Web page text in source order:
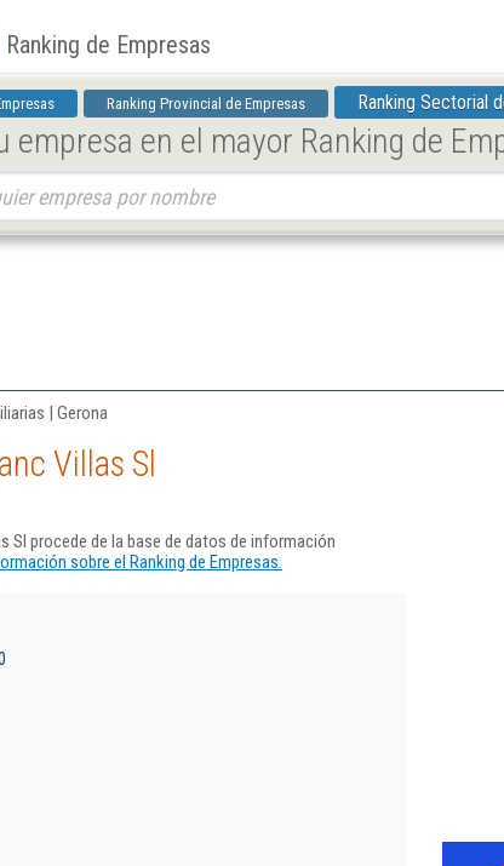
Ranking de Empresas
Ranking Provincial de Empresas Ranking Sectorial
empresa en el mayor Ranking de
| Gerona
Villas Sl
Sl procede de la base de datos de información
sobre el Ranking de Empresas.